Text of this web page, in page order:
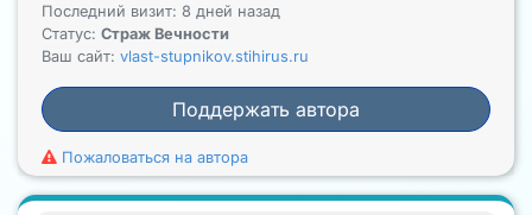
Последний визит: 8 дней назад
Статус: Страж Вечности
Ваш сайт: vlast-stupnikov.stihirus.ru
Поддержать автора
Пожаловаться на автора